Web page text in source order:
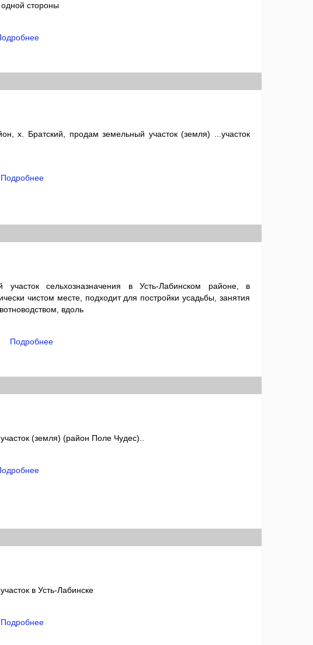
одной стороны
х. Братский, продам земельный участок (земля) ...участок
Подробнее
участок сельхозназначения в Усть-Лабинском районе, в
чистом месте, подходит для постройки усадьбы, занятия
вдоль
Подробнее
(земля) (район Поле Чудес)..
в Усть-Лабинске
Подробнее